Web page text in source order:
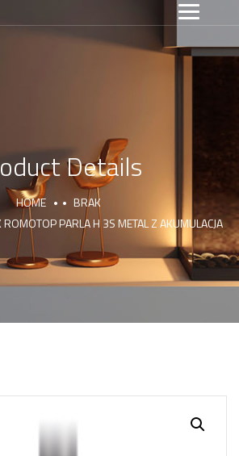
Details
HOME
BRAK
ROMOTOP PARLA H 3S METAL Z AKUMULACJA